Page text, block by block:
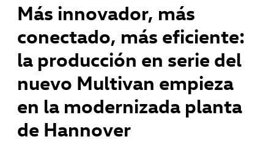
Más innovador, más
conectado, más eficiente:
la producción en serie del
nuevo Multivan empieza
en la modernizada planta
de Hannover